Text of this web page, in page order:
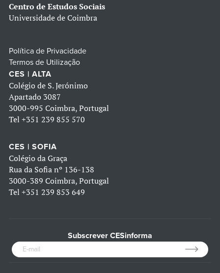
Centro de Estudos Sociais
Universidade de Coimbra
Política de Privacidade
Termos de Utilização
CES | ALTA
Colégio de S. Jerónimo
Apartado 3087
3000-995 Coimbra, Portugal
Tel +351 239 855 570
CES | SOFIA
Colégio da Graça
Rua da Sofia nº 136-138
3000-389 Coimbra, Portugal
Tel +351 239 853 649
Subscrever CESinforma